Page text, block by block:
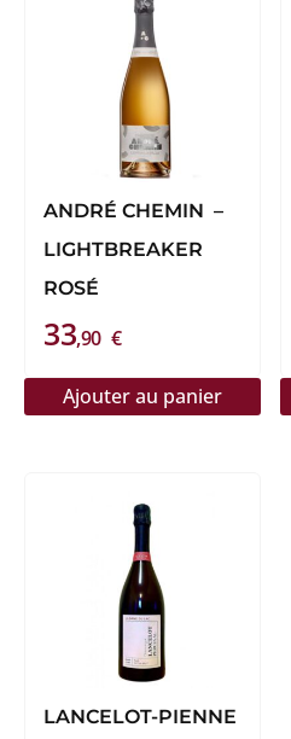
ANDRÉ CHEMIN –
LIGHTBREAKER
ROSÉ
33,90 €
Ajouter au panier
LANCELOT-PIENNE